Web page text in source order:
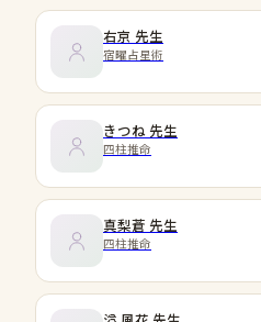
右京 先生
宿曜占星術
きつね 先生
四柱推命
真梨蒼 先生
四柱推命